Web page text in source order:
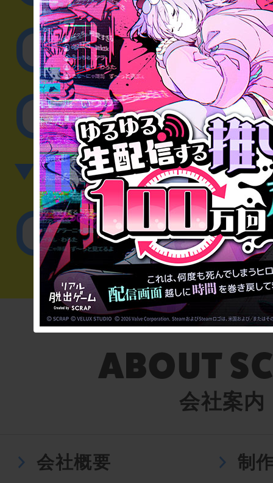
取材に関するお
その他のご相談／
▼英語、中国語でのお問
English／
会社案内
会社概要 制